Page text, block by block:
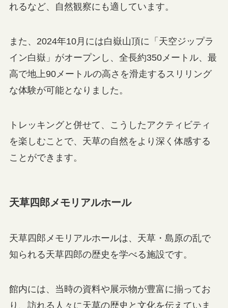
れるなど、自然観察にも適しています。
また、2024年10月には白嶽山頂に「天空ジップラ
イン白嶽」がオープンし、全長約350メートル、最
高で地上90メートルの高さを滑走するスリリング
な体験が可能となりました。
トレッキングと併せて、こうしたアクティビティ
を楽しむことで、天草の自然をより深く体感する
ことができます。
天草四郎メモリアルホール
天草四郎メモリアルホールは、天草・島原の乱で
知られる天草四郎の歴史を学べる施設です。
館内には、当時の資料や展示物が豊富に揃ってお
り、訪れる人々に天草の歴史と文化を伝えていま